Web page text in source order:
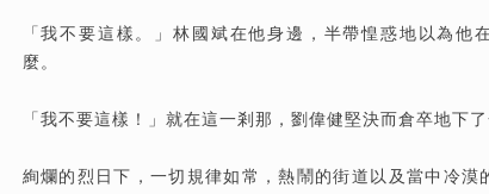
「我不要這樣。」林國斌在他身邊，半帶惶惑地以為他
麼。
「我不要這樣！」就在這一剎那，劉偉健堅決而倉卒地下了
絢爛的烈日下，一切規律如常，熱鬧的街道以及當中冷漠